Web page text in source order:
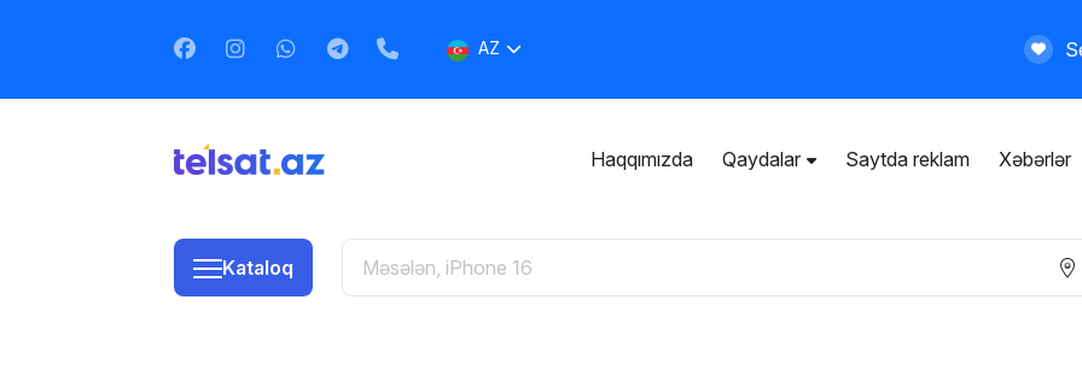
AZ
Haqqımızda Qaydalar Saytda reklam Xəbərlər
Kataloq